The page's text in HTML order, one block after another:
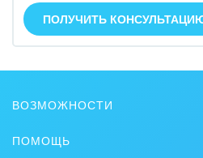
ПОЛУЧИТЬ
ВОЗМОЖНОСТИ
ПОМОЩЬ